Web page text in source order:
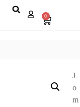
0
J
o
m